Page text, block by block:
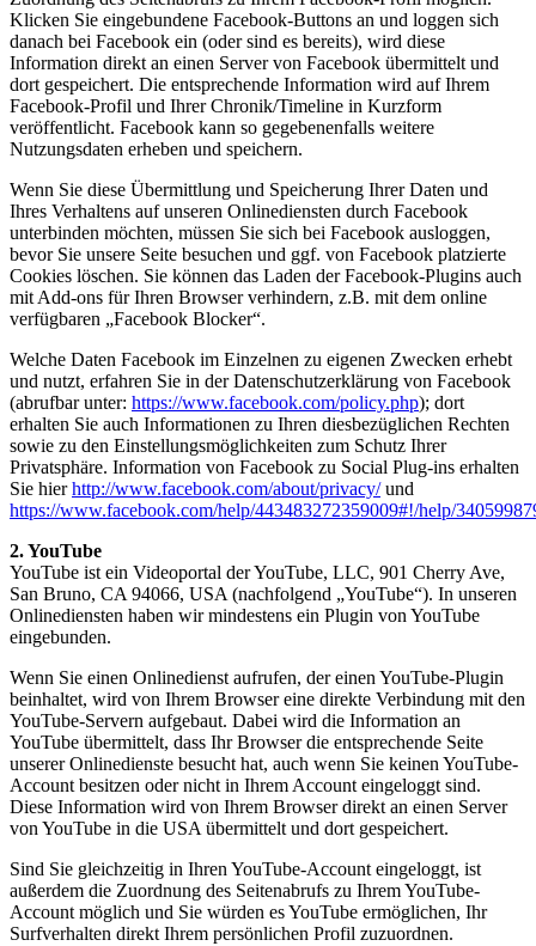
Klicken Sie eingebundene Facebook-Buttons an und loggen sich
danach bei Facebook ein (oder sind es bereits), wird diese
Information direkt an einen Server von Facebook übermittelt und
dort gespeichert. Die entsprechende Information wird auf Ihrem
Facebook-Profil und Ihrer Chronik/Timeline in Kurzform
veröffentlicht. Facebook kann so gegebenenfalls weitere
Nutzungsdaten erheben und speichern.
Wenn Sie diese Übermittlung und Speicherung Ihrer Daten und
Ihres Verhaltens auf unseren Onlinediensten durch Facebook
unterbinden möchten, müssen Sie sich bei Facebook ausloggen,
bevor Sie unsere Seite besuchen und ggf. von Facebook platzierte
Cookies löschen. Sie können das Laden der Facebook-Plugins auch
mit Add-ons für Ihren Browser verhindern, z.B. mit dem online
verfügbaren „Facebook Blocker“.
Welche Daten Facebook im Einzelnen zu eigenen Zwecken erhebt
und nutzt, erfahren Sie in der Datenschutzerklärung von Facebook
(abrufbar unter: https://www.facebook.com/policy.php); dort
erhalten Sie auch Informationen zu Ihren diesbezüglichen Rechten
sowie zu den Einstellungsmöglichkeiten zum Schutz Ihrer
Privatsphäre. Information von Facebook zu Social Plug-ins erhalten
Sie hierhttp://www.facebook.com/about/privacy/und
https://www.facebook.com/help/443483272359009#!/help/
2. YouTube
YouTube ist ein Videoportal der YouTube, LLC, 901 Cherry Ave,
San Bruno, CA 94066, USA (nachfolgend „YouTube“). In unseren
Onlinediensten haben wir mindestens ein Plugin von YouTube
eingebunden.
Wenn Sie einen Onlinedienst aufrufen, der einen YouTube-Plugin
beinhaltet, wird von Ihrem Browser eine direkte Verbindung mit den
YouTube-Servern aufgebaut. Dabei wird die Information an
YouTube übermittelt, dass Ihr Browser die entsprechende Seite
unserer Onlinedienste besucht hat, auch wenn Sie keinen YouTube-
Account besitzen oder nicht in Ihrem Account eingeloggt sind.
Diese Information wird von Ihrem Browser direkt an einen Server
von YouTube in die USA übermittelt und dort gespeichert.
Sind Sie gleichzeitig in Ihren YouTube-Account eingeloggt, ist
außerdem die Zuordnung des Seitenabrufs zu Ihrem YouTube-
Account möglich und Sie würden es YouTube ermöglichen, Ihr
Surfverhalten direkt Ihrem persönlichen Profil zuzuordnen.